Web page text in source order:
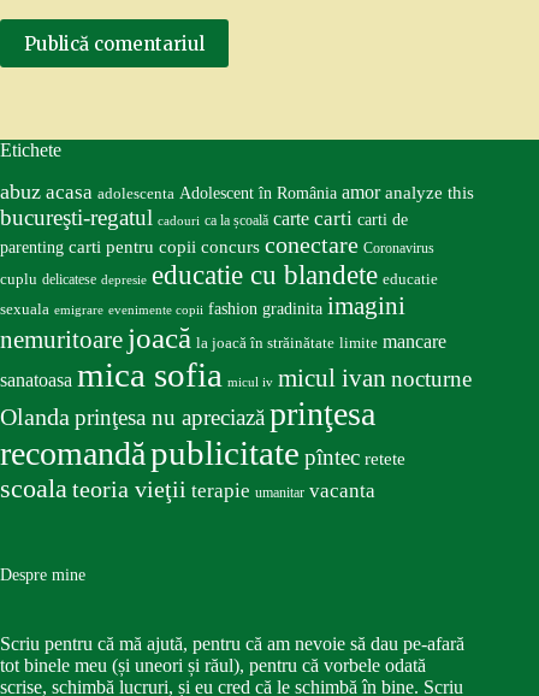
Publică comentariul
Etichete
abuz acasa adolescenta Adolescent în România amor analyze this
bucureşti-regatul cadouri ca la școală carte carti carti de
parenting carti pentru copii concurs conectare Coronavirus
cuplu delicatese depresie educatie cu blandete educatie
sexuala emigrare evenimente copii fashion gradinita imagini
nemuritoare joacă la joacă în străinătate limite mancare
sanatoasa mica sofia micul iv micul ivan nocturne
Olandaprinţesa nu apreciazăprinţesa
recomandăpublicitate pîntec retete
scoalateoria vieţii terapie umanitar vacanta
Despre mine
Scriu pentru că mă ajută, pentru că am nevoie să dau pe-afară
tot binele meu (și uneori și răul), pentru că vorbele odată
scrise, schimbă lucruri, și eu cred că le schimbă în bine. Scriu